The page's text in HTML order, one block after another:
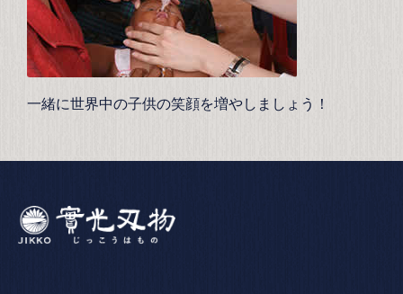
一緒に世界中の子供の笑顔を増やしましょう！